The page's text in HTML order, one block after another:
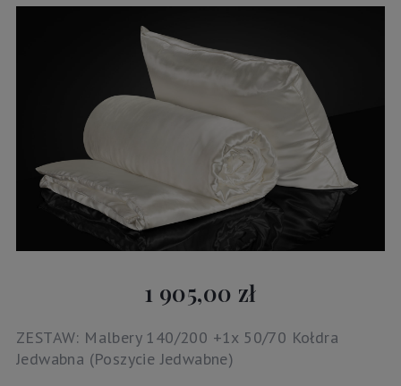
1 905,00 zł
ZESTAW: Malbery 140/200 +1x 50/70 Kołdra
Jedwabna (Poszycie Jedwabne)